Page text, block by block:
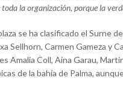
toda la organización, porque la
se ha clasificado el Surne
Sellhorn, Carmen Gameza y
Amalia Coll, Aina Garau,
de la bahía de Palma,